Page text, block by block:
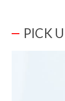
PICK